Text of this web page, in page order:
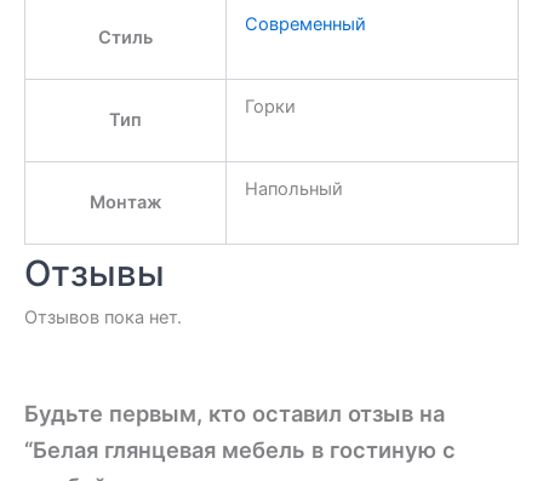
Стиль
Современный
Тип
Горки
Монтаж
Напольный
Отзывы
Отзывов пока нет.
Будьте первым, кто оставил отзыв на
“Белая глянцевая мебель в гостиную с